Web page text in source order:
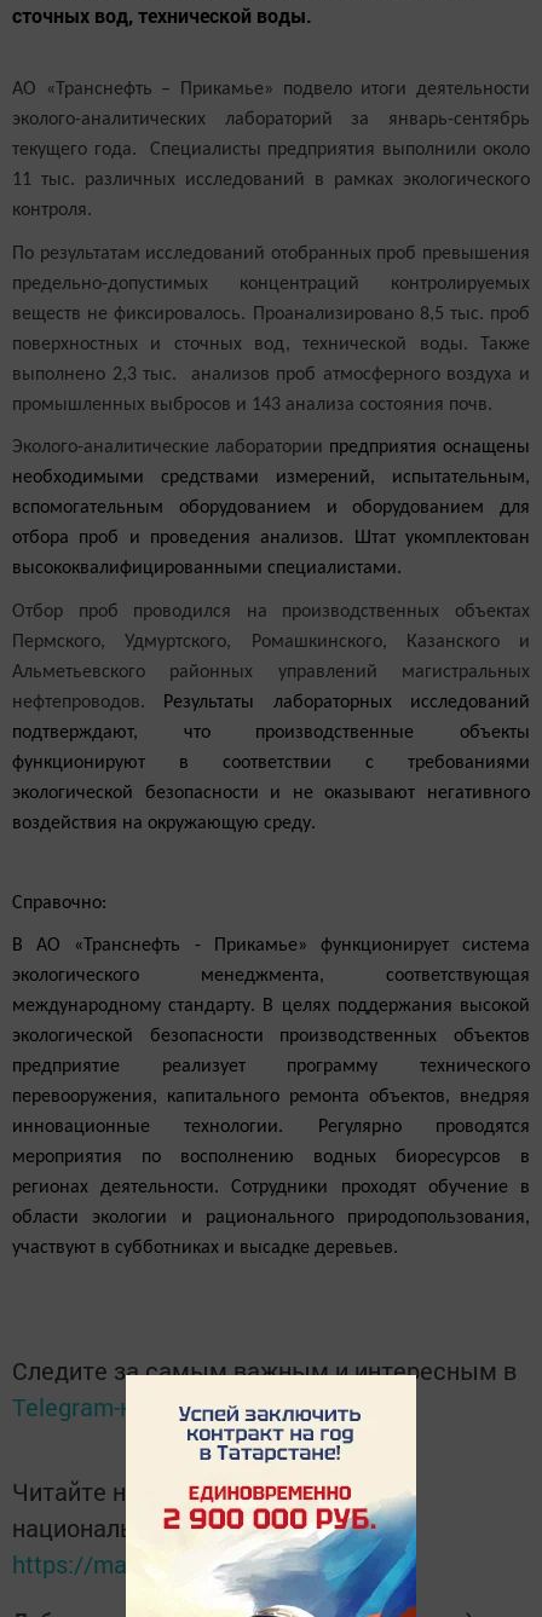
сточных вод, технической воды.
АО «Транснефть – Прикамье» подвело итоги деятельности
эколого-аналитических лабораторий за январь-сентябрь
текущего года. Специалисты предприятия выполнили около
11 тыс. различных исследований в рамках экологического
контроля.
По результатам исследований отобранных проб превышения
предельно-допустимых концентраций контролируемых
веществ не фиксировалось.
Проанализировано 8,5 тыс. проб
поверхностных и сточных вод, технической воды. Также
выполнено 2,3 тыс. анализов проб атмосферного воздуха и
промышленных выбросов и 143 анализа состояния почв.
Эколого-аналитические лаборатории предприятия оснащены
необходимыми средствами измерений, испытательным,
вспомогательным оборудованием и оборудованием для
отбора проб и проведения анализов. Штат укомплектован
высококвалифицированными специалистами.
Отбор проб проводился на производственных объектах
Пермского, Удмуртского, Ромашкинского, Казанского и
Альметьевского районных управлений магистральных
нефтепроводов.
Результаты лабораторных исследований
подтверждают, что производственные объекты
функционируют в соответствии с требованиями
экологической безопасности и не оказывают негативного
воздействия на окружающую среду.
Справочно:
В АО «Транснефть - Прикамье» функционирует система
экологического менеджмента, соответствующая
международному стандарту. В целях поддержания высокой
экологической безопасности производственных объектов
предприятие реализует программу технического
перевооружения, капитального ремонта объектов, внедряя
инновационные технологии. Регулярно проводятся
мероприятия по восполнению водных биоресурсов в
регионах деятельности. Сотрудники проходят обучение в
области экологии и рационального природопользования,
участвуют в субботниках и высадке деревьев.
Следите за самым важным и интересным в
Telegram-каналеТатмедиа
Читайте новости Татарстана в
национальном мессенджере MАХ:
https://max.ru/tatmedia